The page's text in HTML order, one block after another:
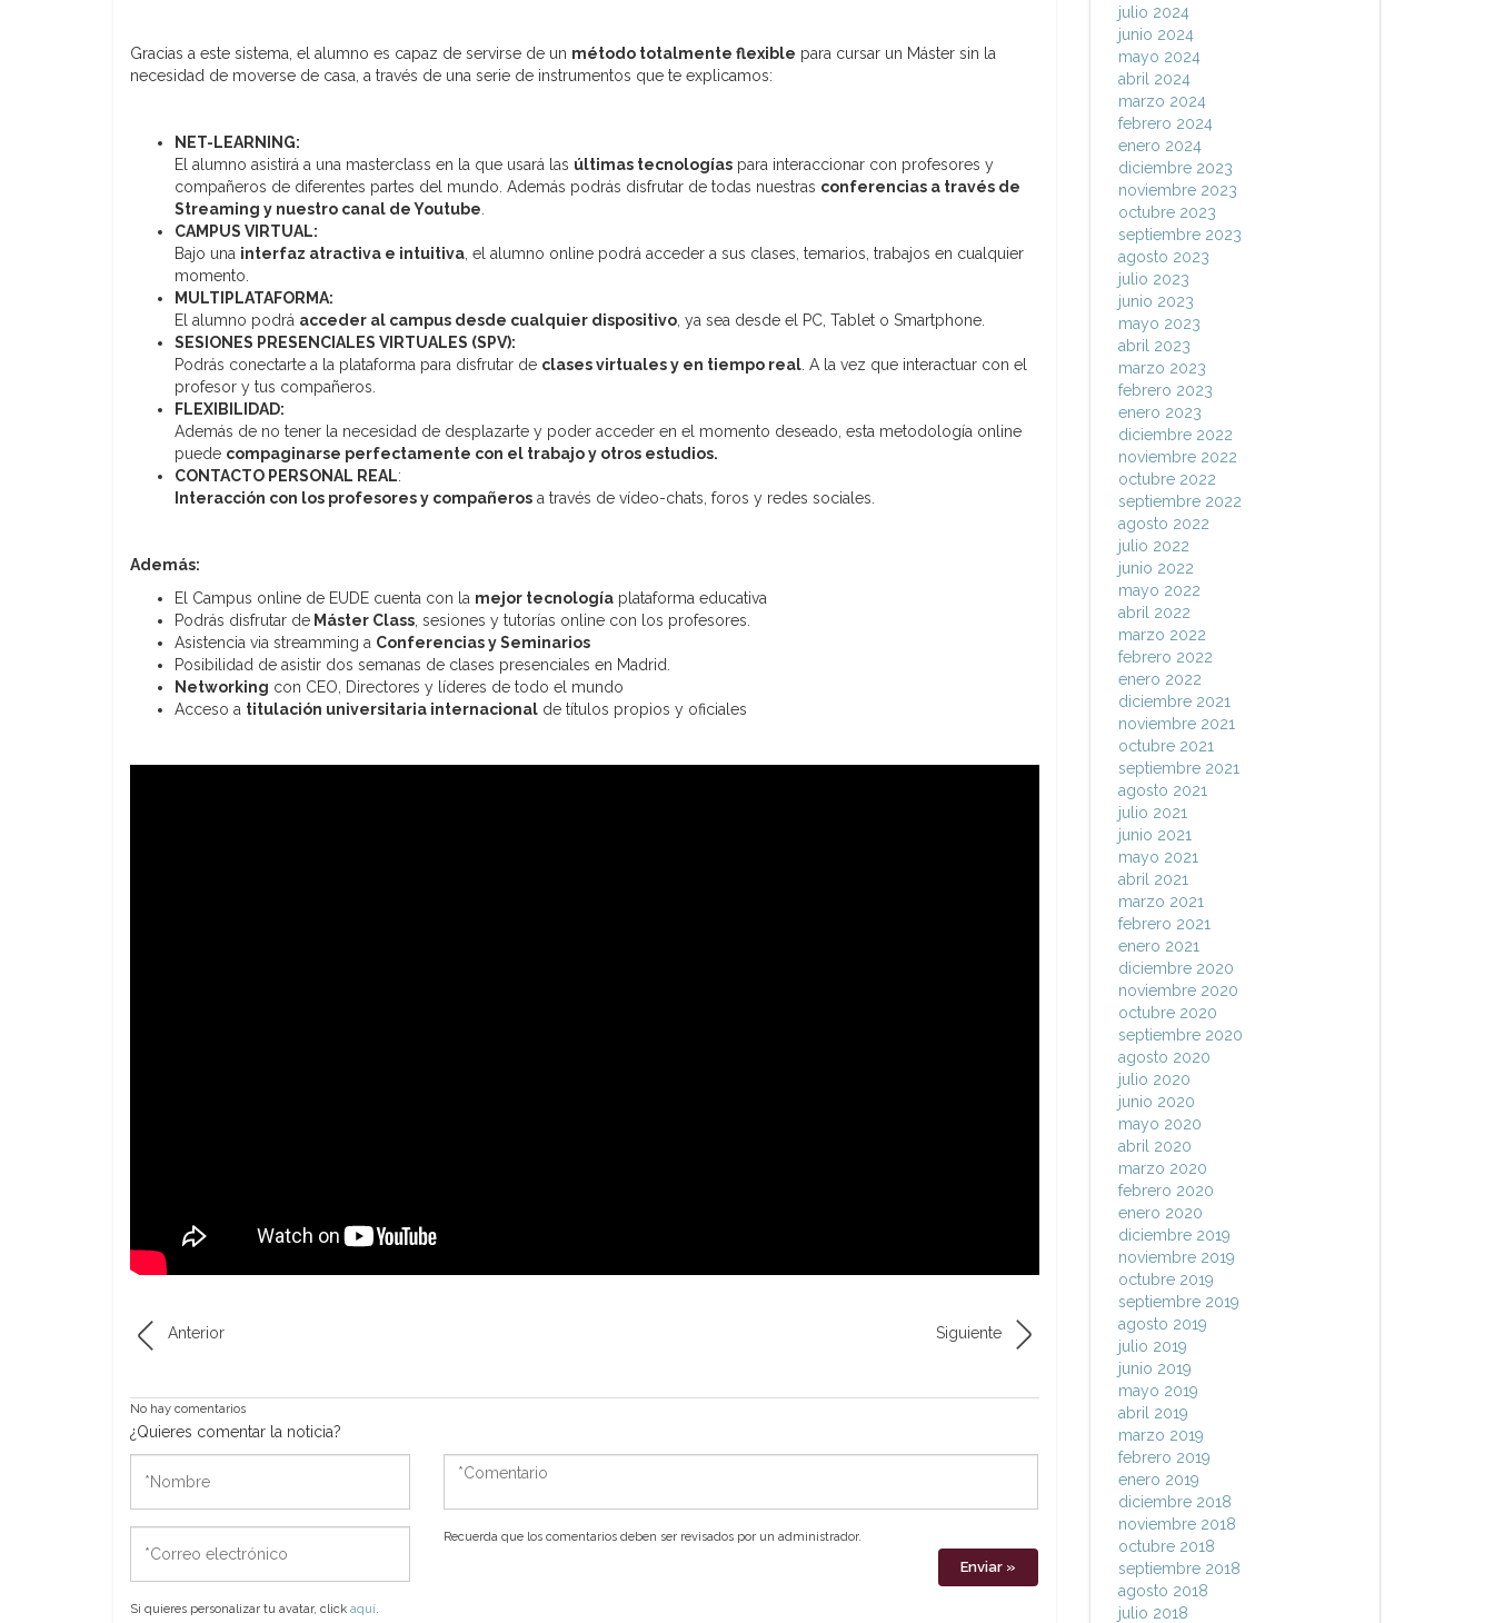
Gracias a este sistema, el alumno es capaz de servirse de un método totalmente flexible para cursar un Máster sin la
necesidad de moverse de casa, a través de una serie de instrumentos que te explicamos:
NET-LEARNING:
El alumno asistirá a una masterclass en la que usará las últimas tecnologías para interaccionar con profesores y
compañeros de diferentes partes del mundo. Además podrás disfrutar de todas nuestras conferencias a través de
Streaming y nuestro canal de Youtube
CAMPUS VIRTUAL:
Bajo una interfaz atractiva e intuitiva , el alumno online podrá acceder a sus clases, temarios, trabajos en cualquier
momento.
MULTIPLATAFORMA:
El alumno podrá acceder al campus desde cualquier dispositivo , ya sea desde el PC, Tablet o Smartphone.
SESIONES PRESENCIALES VIRTUALES (SPV):
Podrás conectarte a la plataforma para disfrutar de clases virtuales y en tiempo real . A la vez que interactuar con el
profesor y tus compañeros.
FLEXIBILIDAD:
Además de no tener la necesidad de desplazarte y poder acceder en el momento deseado, esta metodología online
puede compaginarse perfectamente con el trabajo y otros estudios.
CONTACTO PERSONAL REAL:
Interacción con los profesores y compañeros a través de vídeo-chats, foros y redes sociales.
Además:
El Campus online de EUDE cuenta con la mejor tecnología plataforma educativa
Podrás disfrutar de Máster Class , sesiones y tutorías online con los profesores.
Asistencia via streamming a Conferencias y Seminarios
Posibilidad de asistir dos semanas de clases presenciales en Madrid.
Networking con CEO, Directores y líderes de todo el mundo
Acceso a titulación universitaria internacional de títulos propios y oficiales
Anterior Siguiente
No hay comentarios
¿Quieres comentar la noticia?
electrónico
Si quieres personalizar tu avatar, click aquí.
*Comentario
Recuerda que los comentarios deben ser revisados por un administrador.
julio 2024
junio 2024
mayo 2024
abril 2024
marzo 2024
febrero 2024
enero 2024
diciembre 2023
noviembre 2023
octubre 2023
septiembre 2023
agosto 2023
julio 2023
junio 2023
mayo 2023
abril 2023
marzo 2023
febrero 2023
enero 2023
diciembre 2022
noviembre 2022
octubre 2022
septiembre 2022
agosto 2022
julio 2022
junio 2022
mayo 2022
abril 2022
marzo 2022
febrero 2022
enero 2022
diciembre 2021
noviembre 2021
octubre 2021
septiembre 2021
agosto 2021
julio 2021
junio 2021
mayo 2021
abril 2021
marzo 2021
febrero 2021
enero 2021
diciembre 2020
noviembre 2020
octubre 2020
septiembre 2020
agosto 2020
julio 2020
junio 2020
mayo 2020
abril 2020
marzo 2020
febrero 2020
enero 2020
diciembre 2019
noviembre 2019
octubre 2019
septiembre 2019
agosto 2019
julio 2019
junio 2019
mayo 2019
abril 2019
marzo 2019
febrero 2019
enero 2019
diciembre 2018
noviembre 2018
octubre 2018
septiembre 2018
agosto 2018
julio 2018